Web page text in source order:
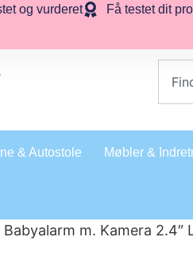
og vurderet Få testet dit
& Autostole Møbler &
m. Kamera 2.4″